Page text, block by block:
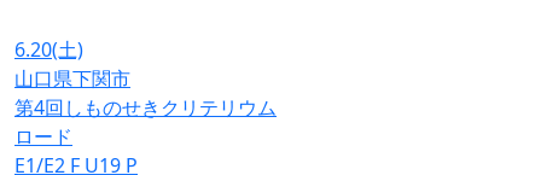
6.20(土)
山口県下関市
第4回しものせきクリテリウム
ロード
E1/E2 F U19 P